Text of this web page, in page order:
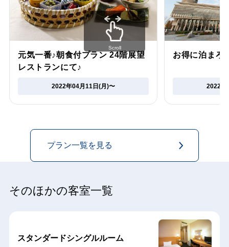
元気一番♪朝食付プラン 24階展望
レストランにて♪
2022年04月11日(月)〜
お得に泊まろ
2022年
Scroll
プラン一覧を見る
そのほかの客室一覧
スタンダードシングルルーム